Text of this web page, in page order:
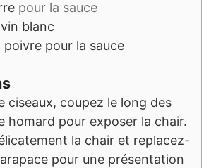
pour la sauce
vin blanc
poivre pour la sauce
ciseaux, coupez le long des
homard pour exposer la chair.
la chair et replacez-
pour une présentation